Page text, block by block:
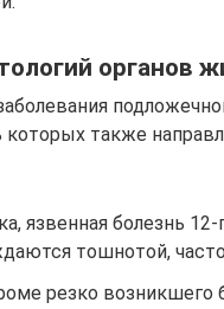
органов
также
язвенная болезнь
тошнотой,
резко возникшего